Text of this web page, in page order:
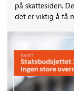
på skattesiden.
det er viktig å få